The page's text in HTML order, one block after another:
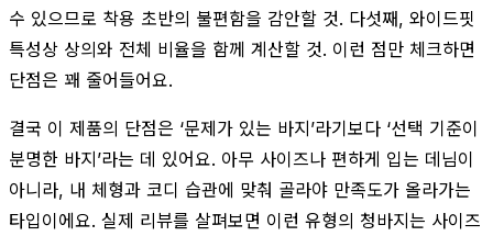
수 있으므로 착용 초반의 불편함을 감안할 것. 다섯째, 와이드핏
특성상 상의와 전체 비율을 함께 계산할 것. 이런 점만 체크하면
단점은 꽤 줄어들어요.
결국 이 제품의 단점은 ‘문제가 있는 바지’라기보다 ‘선택 기준이
분명한 바지’라는 데 있어요. 아무 사이즈나 편하게 입는 데님이
아니라, 내 체형과 코디 습관에 맞춰 골라야 만족도가 올라가는
타입이에요. 실제 리뷰를 살펴보면 이런 유형의 청바지는 사이즈